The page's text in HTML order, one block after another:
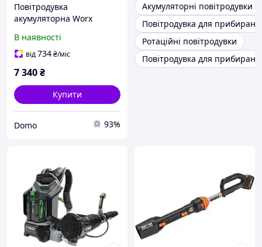
Повітродувка
акумуляторна Worx
В наявності
від734₴/міс
7 340₴
Купити
Domo 93%
Акумуляторні повітродувки
Повітродувка для
Ротаційні повітродувки
Повітродувка для